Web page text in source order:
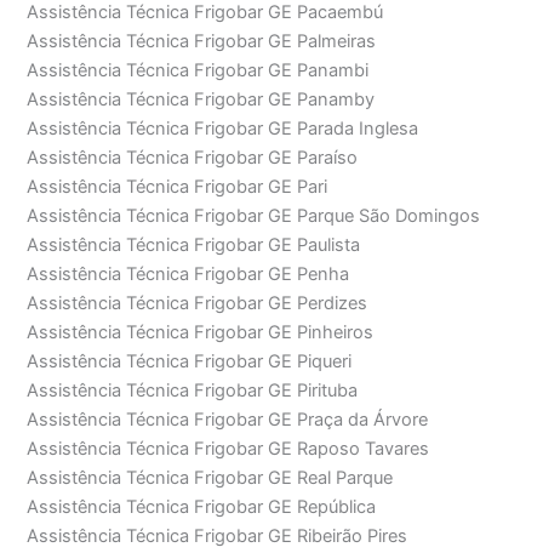
Assistência Técnica Frigobar GE Pacaembú
Assistência Técnica Frigobar GE Palmeiras
Assistência Técnica Frigobar GE Panambi
Assistência Técnica Frigobar GE Panamby
Assistência Técnica Frigobar GE Parada Inglesa
Assistência Técnica Frigobar GE Paraíso
Assistência Técnica Frigobar GE Pari
Assistência Técnica Frigobar GE Parque São Domingos
Assistência Técnica Frigobar GE Paulista
Assistência Técnica Frigobar GE Penha
Assistência Técnica Frigobar GE Perdizes
Assistência Técnica Frigobar GE Pinheiros
Assistência Técnica Frigobar GE Piqueri
Assistência Técnica Frigobar GE Pirituba
Assistência Técnica Frigobar GE Praça da Árvore
Assistência Técnica Frigobar GE Raposo Tavares
Assistência Técnica Frigobar GE Real Parque
Assistência Técnica Frigobar GE República
Assistência Técnica Frigobar GE Ribeirão Pires